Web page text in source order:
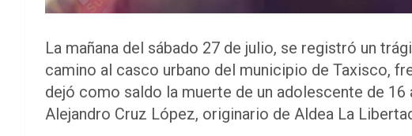
La mañana del sábado 27 de julio, se registró un
camino al casco urbano del municipio de Taxisco,
dejó como saldo la muerte de un adolescente de
Alejandro Cruz López, originario de Aldea La